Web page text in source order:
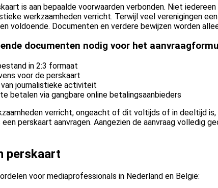
is aan bepaalde voorwaarden verbonden. Niet
werkzaamheden verricht. Terwijl veel verenigingen
voldoende. Documenten en verdere bewijzen worden
documenten nodig voor het
in 2:3 formaat
voor de perskaart
journalistieke activiteit
betalen via gangbare online betalingsaanbieders
verricht, ongeacht of dit voltijds of in deeltijd
perskaart aanvragen. Aangezien de aanvraag
perskaart
voor mediaprofessionals in Nederland en België: